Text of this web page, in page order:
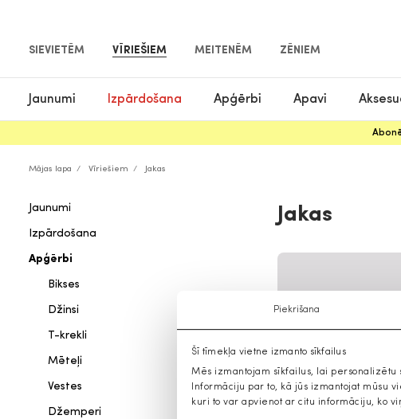
Piekrišana
Šī tīmekļa vietne izmanto sīkfailus
Mēs izmantojam sīkfailus, lai personalizētu
Informāciju par to, kā jūs izmantojat mūsu
kuri to var apvienot ar citu informāciju, ko
SIEVIETĒM VĪRIEŠIEM MEITENĒM ZĒNIEM
Jaunumi Izpārdošana Apģērbi Apavi
Mājas lapa Vīriešiem Jakas
Jaunumi
Izpārdošana
Apģērbi
Bikses
Džinsi
T-krekli
Mēteļi
Vestes
Džemperi
Jakas